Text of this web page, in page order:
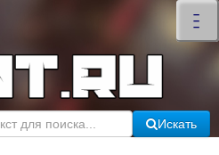
–
–
–
×
Искать